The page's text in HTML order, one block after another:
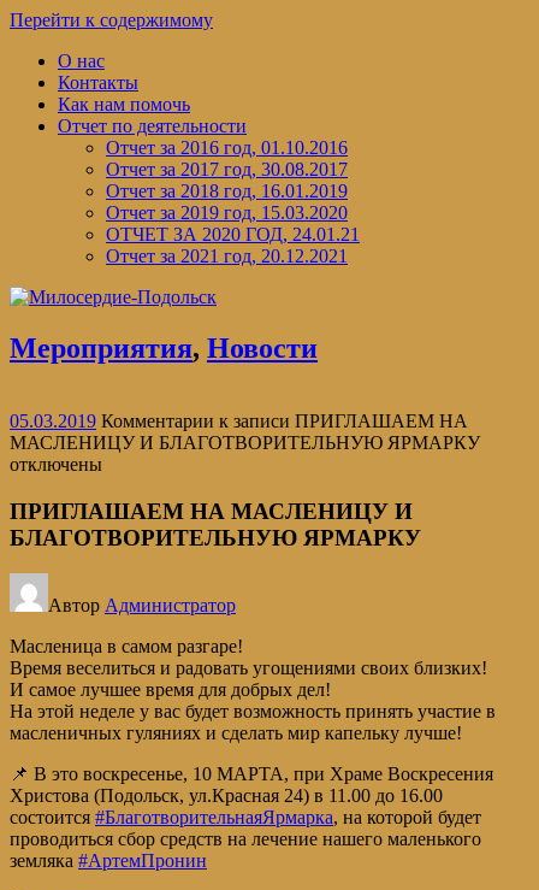
Перейти к содержимому
О нас
Контакты
Как нам помочь
Отчет по деятельности
Отчет за 2016 год, 01.10.2016
Отчет за 2017 год, 30.08.2017
Отчет за 2018 год, 16.01.2019
Отчет за 2019 год, 15.03.2020
ОТЧЕТ ЗА 2020 ГОД, 24.01.21
Отчет за 2021 год, 20.12.2021
Мероприятия, Новости
05.03.2019 Комментарии к записи ПРИГЛАШАЕМ НА
МАСЛЕНИЦУ И БЛАГОТВОРИТЕЛЬНУЮ ЯРМАРКУ
отключены
ПРИГЛАШАЕМ НА МАСЛЕНИЦУ И
БЛАГОТВОРИТЕЛЬНУЮ ЯРМАРКУ
Автор Администратор
Масленица в самом разгаре!
Время веселиться и радовать угощениями своих близких!
И самое лучшее время для добрых дел!
На этой неделе у вас будет возможность принять участие в
масленичных гуляниях и сделать мир капельку лучше!
📌 В это воскресенье, 10 МАРТА, при Храме Воскресения
Христова (Подольск, ул.Красная 24) в 11.00 до 16.00
состоится #БлаготворительнаяЯрмарка, на которой будет
проводиться сбор средств на лечение нашего маленького
земляка #АртемПронин